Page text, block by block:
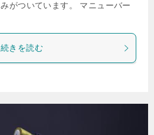
がついています。 マニューバー
続きを読む